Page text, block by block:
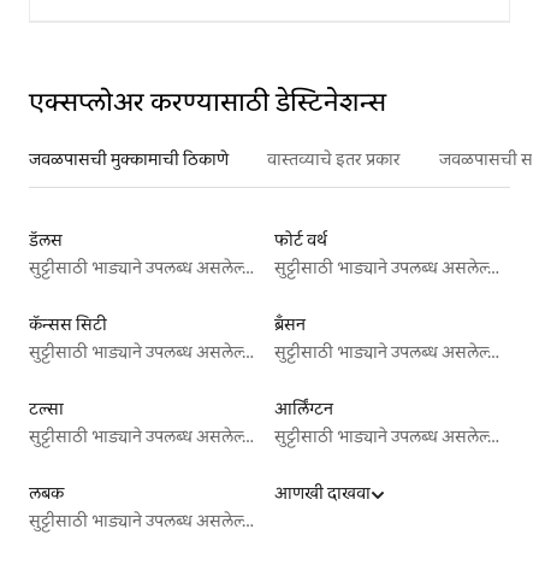
एक्सप्लोअर करण्यासाठी डेस्टिनेशन्स
जवळपासची मुक्कामाची ठिकाणे वास्तव्याचे इतर प्रकार जवळपासची
डॅलस
सुट्टीसाठी भाड्याने उपलब्ध असलेल्या जागा
फोर्ट वर्थ
सुट्टीसाठी भाड्याने उपलब्ध असलेल्या जागा
कॅन्सस सिटी
सुट्टीसाठी भाड्याने उपलब्ध असलेल्या जागा
ब्रँसन
सुट्टीसाठी भाड्याने उपलब्ध असलेल्या जागा
टल्सा
सुट्टीसाठी भाड्याने उपलब्ध असलेल्या जागा
आर्लिंग्टन
सुट्टीसाठी भाड्याने उपलब्ध असलेल्या जागा
लबक
सुट्टीसाठी भाड्याने उपलब्ध असलेल्या जागा
आणखी दाखवा